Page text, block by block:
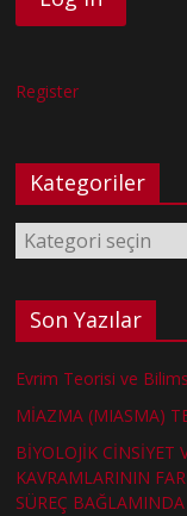
Register
Kategoriler
Kategoriler
Son Yazılar
Evrim Teorisi ve
MİAZMA (MIASMA)
BİYOLOJİK CİNSİYET
KAVRAMLARININ
SÜREÇ